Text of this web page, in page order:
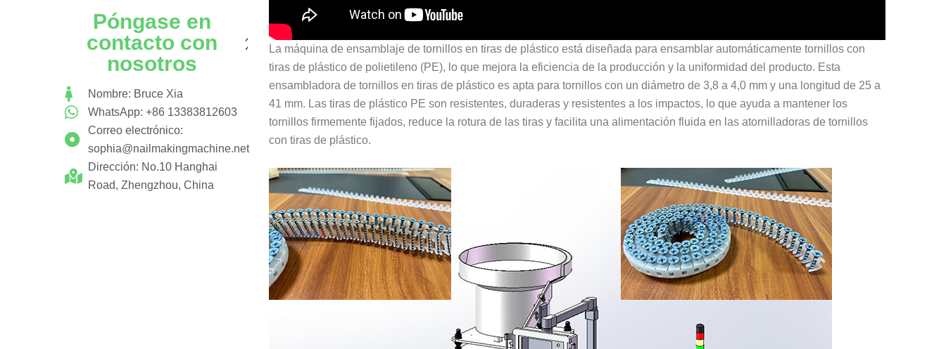
Póngase en
contacto con
nosotros
Nombre: Bruce Xia
WhatsApp: +86 13383812603
Correo electrónico:
sophia@nailmakingmachine.net
Dirección: No.10 Hanghai
Road, Zhengzhou, China
La máquina de ensamblaje de tornillos en tiras de plástico está diseñada para ensamblar automáticamente tornillos con
tiras de plástico de polietileno (PE), lo que mejora la eficiencia de la producción y la uniformidad del producto. Esta
ensambladora de tornillos en tiras de plástico es apta para tornillos con un diámetro de 3,8 a 4,0 mm y una longitud de 25 a
41 mm. Las tiras de plástico PE son resistentes, duraderas y resistentes a los impactos, lo que ayuda a mantener los
tornillos firmemente fijados, reduce la rotura de las tiras y facilita una alimentación fluida en las atornilladoras de tornillos
con tiras de plástico.